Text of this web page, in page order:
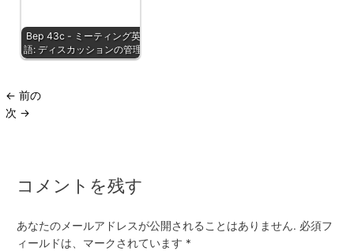
Bep 43c - ミーティング英
語: ディスカッションの管理
← 前の
次 →
コメントを残す
あなたのメールアドレスが公開されることはありません. 必須フ
ィールドは、マークされています *